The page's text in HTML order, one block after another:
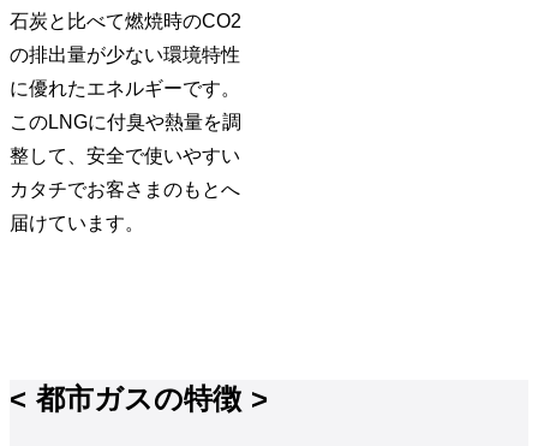
石炭と比べて燃焼時のCO2
の排出量が少ない環境特性
に優れたエネルギーです。
このLNGに付臭や熱量を調
整して、安全で使いやすい
カタチでお客さまのもとへ
届けています。
都市ガスの特徴